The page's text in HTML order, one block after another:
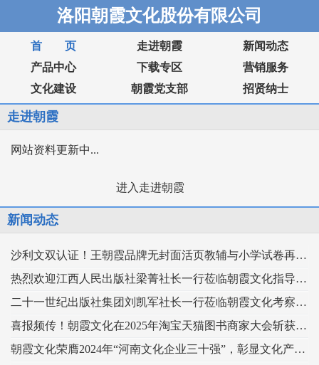
洛阳朝霞文化股份有限公司
首 页 走进朝霞
新闻动态
产品中心
下载专区
营销服务
文化建设
朝霞党支部 招贤纳士
走进朝霞
网站资料更新中...
进入走进朝霞
新闻动态
沙利文双认证！王朝霞品牌无封面活页教辅与小学试卷再获市场权威认可！
热烈欢迎江西人民出版社梁菁社长一行莅临朝霞文化指导交流
二十一世纪出版社集团刘凯军社长一行莅临朝霞文化考察交流
喜报频传！朝霞文化在2025年淘宝天猫图书商家大会斩获两个奖项！
朝霞文化荣膺2024年“河南文化企业三十强”，彰显文化产业强劲实力！